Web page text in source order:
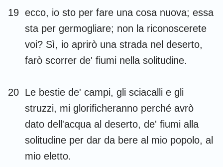
1 2 3 4 5 6 7
8 9 10 11 12 13 14
15 16 17 18 19 20
29 30 31 34 35
36 37 38 39 40 41 42
43 44 45 46 47 48 49
50 51
19 ecco, io sto per fare una cosa nuova; essa
sta per germogliare; non la riconoscerete
voi? Sì, io aprirò una strada nel deserto,
farò scorrer de' fiumi nella solitudine.
20 Le bestie de' campi, gli sciacalli e gli
struzzi, mi glorificheranno perché avrò
dato dell'acqua al deserto, de' fiumi alla
solitudine per dar da bere al mio popolo, al
mio eletto.